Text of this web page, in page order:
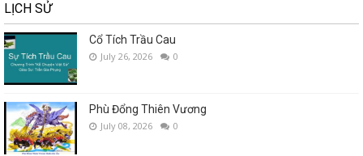
LỊCH SỬ
Cổ Tích Trầu Cau
July 26, 2026 0
Phù Đổng Thiên Vương
July 08, 2026 0